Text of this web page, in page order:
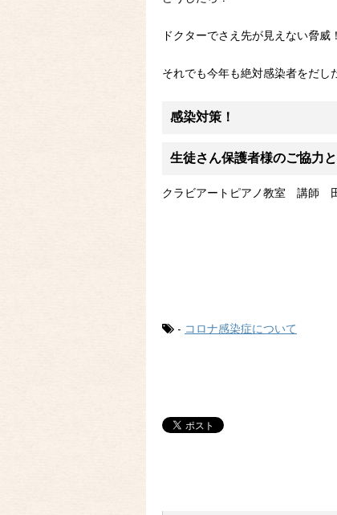
ドクターでさえ先が見えない脅威！
それでも今年も絶対感染者をだし
感染対策！
生徒さん保護者様のご協力
クラビアートピアノ教室 講師
- コロナ感染症について